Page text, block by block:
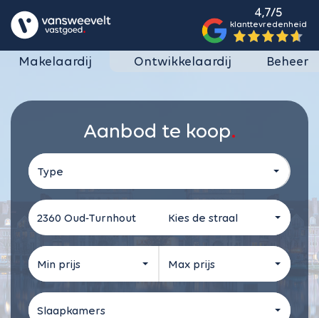
4,7/5
klanttevredenheid
Makelaardij Ontwikkelaardij Beheer
Aanbod te koop
Type
Kies de straal
Min prijs Max prijs
Slaapkamers